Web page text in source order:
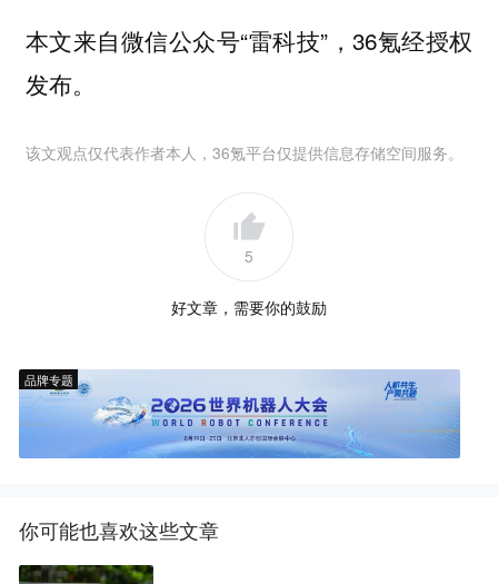
本文来自微信公众号“雷科技”，36氪经授权
发布。
该文观点仅代表作者本人，36氪平台仅提供信息存储空间服务。
5
好文章，需要你的鼓励
品牌专题
你可能也喜欢这些文章